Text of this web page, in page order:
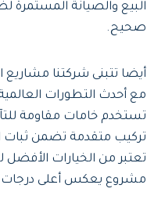
البيع والصيانة المستمرة
صحيح.
أيضا تتبنى شركتنا مشاريع
مع أحدث التطورات
تستخدم خامات مقاومة
تركيب متقدمة تضمن ثبات
تعتبر من الخيارات
مشروع يعكس أعلى درجات